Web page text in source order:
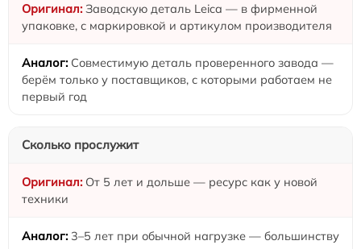
Заводскую деталь Leica — в фирменной
упаковке, с маркировкой и артикулом производителя
Совместимую деталь проверенного завода —
берём только у поставщиков, с которыми работаем не
первый год
Сколько прослужит
От 5 лет и дольше — ресурс как у новой
техники
3–5 лет при обычной нагрузке — большинству